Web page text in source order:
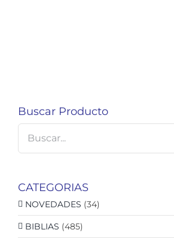
Buscar Producto
CATEGORIAS
NOVEDADES (34)
BIBLIAS (485)